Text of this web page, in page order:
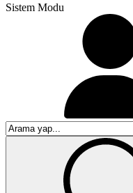
Sistem Modu